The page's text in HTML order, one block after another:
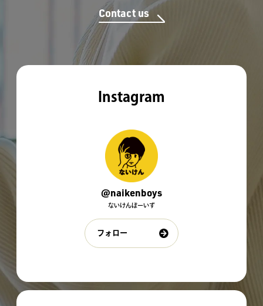
Contact us
Instagram
@naikenboys
ないけんぼーいず
フォロー